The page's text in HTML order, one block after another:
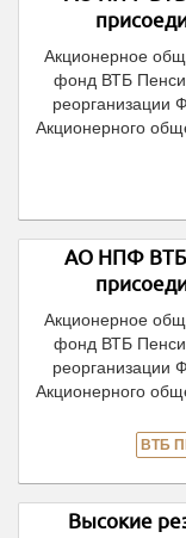
Акционерное
фонд ВТБ
реорганизации
Акционерного
АО НПФ ВТБ
Акционерное
фонд ВТБ
реорганизации
Акционерного
ВТБ
Высокие